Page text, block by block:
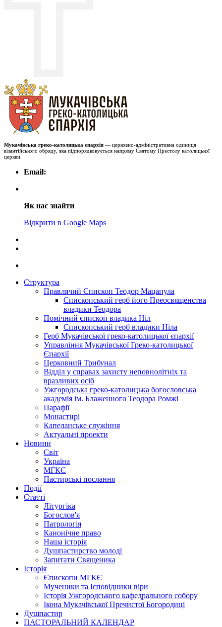
Мукачівська греко-католицька єпархія — церковно-адміністративна одиниця
візантійського обряду, яка підпорядковується напряму Святому Престолу католицької
церкви.
Email:
Як нас знайти
Відкрити в Google Maps
Структура
Правлячий Єпископ Теодор Мацапула
Єпископський герб його Преосвященства
владики Теодора
Помічний єпископ владика Ніл
Єпископський герб владики Ніла
Герб Мукачівської греко-католицької єпархії
Управління Мукачівської Греко-католицької
Єпархії
Церковний Трибунал
Відділ у справах захисту неповнолітніх та
вразливих осіб
Ужгородська греко-католицька богословська
академія ім. Блаженного Теодора Ромжі
Парафії
Монастирі
Капеланське служіння
Актуальні проекти
Новини
Світ
Україна
МГКЄ
Пастирські послання
Події
Статті
Літургіка
Богослов'я
Патрологія
Канонічне право
Наша історія
Душпастирство молоді
Запитати Священика
Історія
Єпископи МГКЄ
Мученики та Ісповідники віри
Історія Ужгородського кафедрального собору
Ікона Мукачівської Пречистої Богородиці
Душпастир
ПАСТОРАЛЬНИЙ КАЛЕНДАР